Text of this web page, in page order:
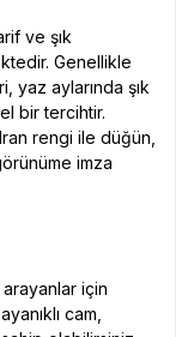
ve şık
Genellikle
yaz aylarında şık
bir tercihtir.
rengi ile düğün,
imza
için
cam,